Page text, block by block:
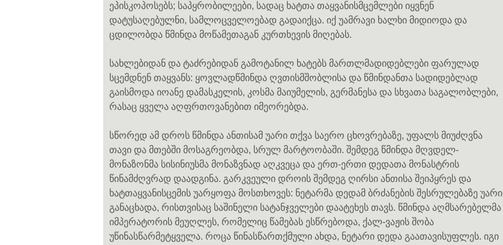
ეპისკოპოსებს; საპყრობილეები, სადაც ხატთა თაყვანისმცემლები იყვნენ
დატუსაღებულნი, სამლოცველოებად გადაიქცა. იქ უამრავი ხალხი მიდიოდა და
ცდილობდა წმინდა მოწამეთაგან კურთხევის მიღებას.
სახლებიდან და ტაძრებიდან გამოტანილ ხატებს მართლმადიდებლები ფარულად
სცემდნენ თაყვანს: ყოვლადწმინდა ღვთისმშობლისა და წმინდანთა სადიდებლად
გაისმოდა იოანე დამასკელის, კოსმა მაიუმელის, გერმანესა და სხვათა საგალობლები,
რასაც ყველა აღფრთოვანებით იმეორებდა.
სწორედ ამ დროს წმინდა ანთისამ უარი თქვა საერო ცხოვრებაზე, უფალს მიუძღვნა
თავი და მთებში მოსაგრეობდა, სრულ მარტოობაში. შემდეგ წმინდა მღვდელ-
მონაზონმა სისინიუსმა მონაზვნად აღკვეცა და ერთ-ერთი დედათა მონასტრის
წინამძღვრად დაადგინა. გარკვეული დროის შემდეგ ღირსი ანთისა შეიპყრეს და
ხატთაყვანისცემის უარყოფა მოსთხოვეს: ნეტარმა დედამ ბრძანების შესრულებაზე უარი
განაცხადა, რისთვისაც საშინელი სატანჯველები დაატეხეს თავს. წმინდა აღმსარებელმა
იმპერატორის მეუღლეს, რომელიც წამებას ესწრებოდა, ქალ-ვაჟის შობა
უწინასწარმეტყველა. როცა წინასწართქმული ახდა, ნეტარი დედა გაათავისუფლეს. იგი